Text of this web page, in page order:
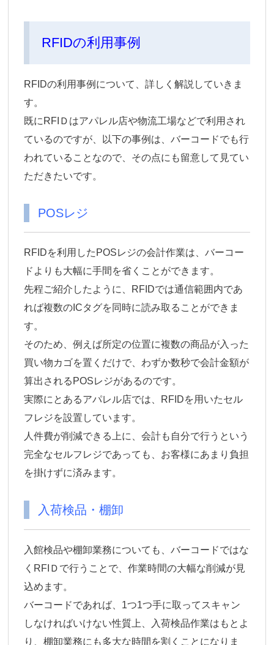
RFIDの利用事例
RFIDの利用事例について、詳しく解説していきま
す。
既にRFIＤはアパレル店や物流工場などで利用され
ているのですが、以下の事例は、バーコードでも行
われていることなので、その点にも留意して見てい
ただきたいです。
POSレジ
RFIDを利用したPOSレジの会計作業は、バーコー
ドよりも大幅に手間を省くことができます。
先程ご紹介したように、RFIDでは通信範囲内であ
れば複数のICタグを同時に読み取ることができま
す。
そのため、例えば所定の位置に複数の商品が入った
買い物カゴを置くだけで、わずか数秒で会計金額が
算出されるPOSレジがあるのです。
実際にとあるアパレル店では、RFIDを用いたセル
フレジを設置しています。
人件費が削減できる上に、会計も自分で行うという
完全なセルフレジであっても、お客様にあまり負担
を掛けずに済みます。
入荷検品・棚卸
入館検品や棚卸業務についても、バーコードではな
くRFIＤで行うことで、作業時間の大幅な削減が見
込めます。
バーコードであれば、1つ1つ手に取ってスキャン
しなければいけない性質上、入荷検品作業はもとよ
り、棚卸業務にも多大な時間を割くことになりま